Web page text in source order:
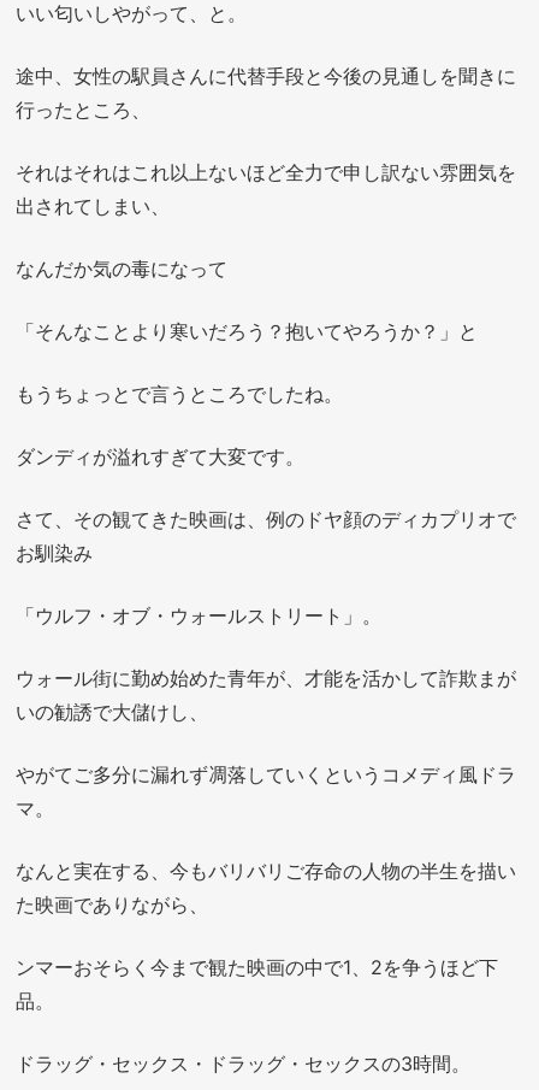
いい匂いしやがって、と。
途中、女性の駅員さんに代替手段と今後の見通しを聞きに
行ったところ、
それはそれはこれ以上ないほど全力で申し訳ない雰囲気を
出されてしまい、
なんだか気の毒になって
「そんなことより寒いだろう？抱いてやろうか？」と
もうちょっとで言うところでしたね。
ダンディが溢れすぎて大変です。
さて、その観てきた映画は、例のドヤ顔のディカプリオで
お馴染み
「ウルフ・オブ・ウォールストリート」。
ウォール街に勤め始めた青年が、才能を活かして詐欺まが
いの勧誘で大儲けし、
やがてご多分に漏れず凋落していくというコメディ風ドラ
マ。
なんと実在する、今もバリバリご存命の人物の半生を描い
た映画でありながら、
ンマーおそらく今まで観た映画の中で1、2を争うほど下
品。
ドラッグ・セックス・ドラッグ・セックスの3時間。